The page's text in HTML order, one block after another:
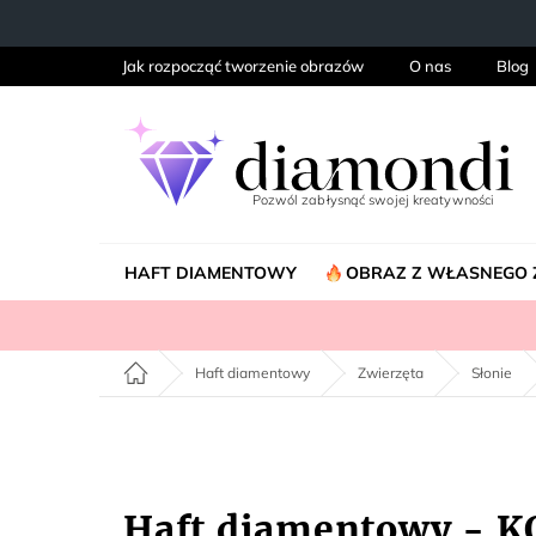
Jak rozpocząć tworzenie obrazów O nas Blog
HAFT DIAMENTOWY OBRAZ Z WŁASNEGO
Home Haft diamentowy Zwierzęta Słonie